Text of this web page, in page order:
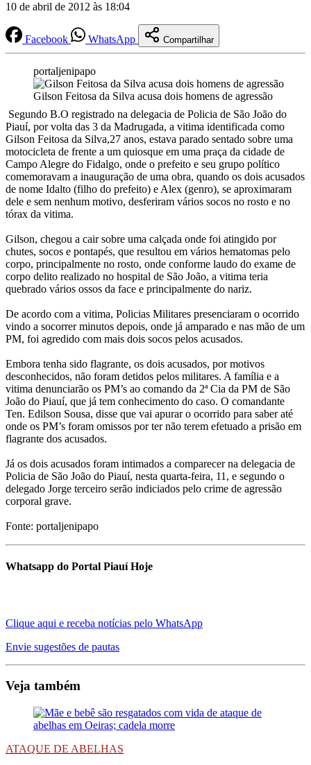
10 de abril de 2012 às 18:04
Facebook WhatsApp Compartilhar
portaljenipapo
Gilson Feitosa da Silva acusa dois homens de agressão
Segundo B.O registrado na delegacia de Policia de São João do
Piauí, por volta das 3 da Madrugada, a vitima identificada como
Gilson Feitosa da Silva,27 anos, estava parado sentado sobre uma
motocicleta de frente a um quiosque em uma praça da cidade de
Campo Alegre do Fidalgo, onde o prefeito e seu grupo político
comemoravam a inauguração de uma obra, quando os dois acusados
de nome Idalto (filho do prefeito) e Alex (genro), se aproximaram
dele e sem nenhum motivo, desferiram vários socos no rosto e no
tórax da vitima.
Gilson, chegou a cair sobre uma calçada onde foi atingido por
chutes, socos e pontapés, que resultou em vários hematomas pelo
corpo, principalmente no rosto, onde conforme laudo do exame de
corpo delito realizado no hospital de São João, a vitima teria
quebrado vários ossos da face e principalmente do nariz.
De acordo com a vitima, Policias Militares presenciaram o ocorrido
vindo a socorrer minutos depois, onde já amparado e nas mão de um
PM, foi agredido com mais dois socos pelos acusados.
Embora tenha sido flagrante, os dois acusados, por motivos
desconhecidos, não foram detidos pelos militares. A família e a
vitima denunciarão os PM’s ao comando da 2ª Cia da PM de São
João do Piauí, que já tem conhecimento do caso. O comandante
Ten. Edilson Sousa, disse que vai apurar o ocorrido para saber até
onde os PM’s foram omissos por ter não terem efetuado a prisão em
flagrante dos acusados.
Já os dois acusados foram intimados a comparecer na delegacia de
Policia de São João do Piauí, nesta quarta-feira, 11, e segundo o
delegado Jorge terceiro serão indiciados pelo crime de agressão
corporal grave.
Fonte: portaljenipapo
Whatsapp do Portal Piauí Hoje
Clique aqui e receba notícias pelo WhatsApp
Envie sugestões de pautas
Veja também
ATAQUE DE ABELHAS